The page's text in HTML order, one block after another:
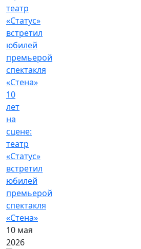
10
лет
на
сцене:
театр
«Статус»
встретил
юбилей
премьерой
спектакля
«Стена»
10 мая
2026